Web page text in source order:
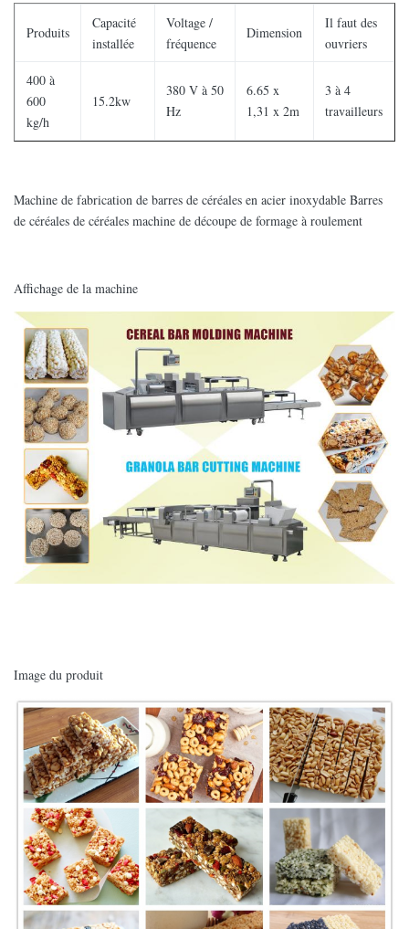
Produits
Capacité
installée
Voltage /
fréquence
Dimension
Il faut des
ouvriers
400 à
600
kg/h
15.2kw
380 V à 50
Hz
6.65 x
1,31 x 2m
3 à 4
travailleurs
Machine de fabrication de barres de céréales en acier inoxydable Barres
de céréales de céréales machine de découpe de formage à roulement
Affichage de la machine
Image du produit